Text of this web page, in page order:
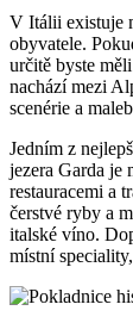
V Itálii existuje
obyvatele.
určitě byste
nachází mezi
scenérie a
Jedním z
jezera Garda je
restauracemi a
čerstvé ryby a
italské víno.
místní